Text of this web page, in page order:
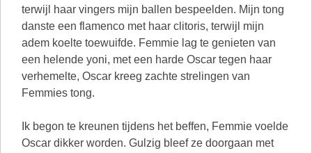
terwijl haar vingers mijn ballen bespeelden. Mijn tong
danste een flamenco met haar clitoris, terwijl mijn
adem koelte toewuifde. Femmie lag te genieten van
een helende yoni, met een harde Oscar tegen haar
verhemelte, Oscar kreeg zachte strelingen van
Femmies tong.
Ik begon te kreunen tijdens het beffen, Femmie voelde
Oscar dikker worden. Gulzig bleef ze doorgaan met